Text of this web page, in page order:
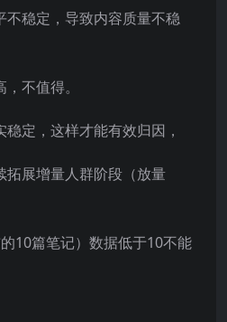
不稳定，导致内容质量不稳
不值得。
定，这样才能有效归因，
拓展增量人群阶段（放量
10篇笔记）数据低于10不能